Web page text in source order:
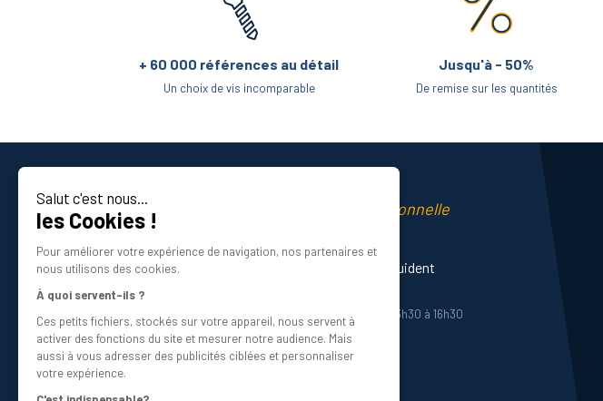
Salut c'est nous...
les Cookies !
Pour améliorer votre expérience de navigation, nos partenaires et
nous utilisons des cookies.
À quoi servent-ils ?
Ces petits fichiers, stockés sur votre appareil, nous servent à
activer des fonctions du site et mesurer notre audience. Mais
aussi à vous adresser des publicités ciblées et personnaliser
votre expérience.
+ 60 000 références au détail
Un choix de vis incomparable
Jusqu'à - 50%
De remise sur les quantités
La qualité professionnelle
Besoin d’aide ? Nos experts vous guident
Du lundi au vendredi de 8h30 à 12h30 et 13h30 à 16h30
Écrivez-nous
info@bricovis.fr